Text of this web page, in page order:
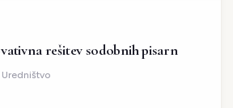
rešitev sodobnih pisarn
Uredništvo